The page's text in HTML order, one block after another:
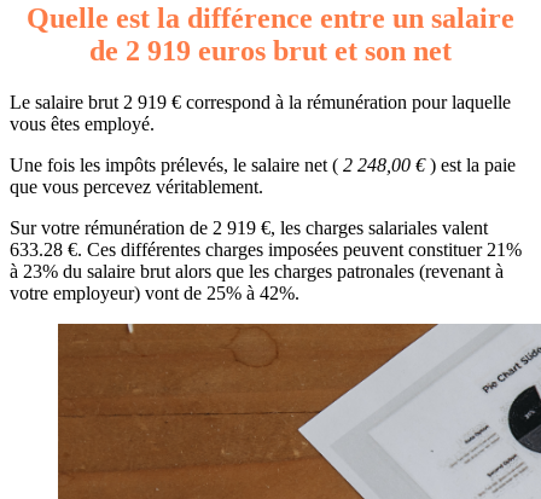
Quelle est la différence entre un salaire
de 2 919 euros brut et son net
Le salaire brut 2 919 € correspond à la rémunération pour laquelle
vous êtes employé.
Une fois les impôts prélevés, le salaire net ( 2 248,00 €) est la paie
que vous percevez véritablement.
Sur votre rémunération de 2 919 €, les charges salariales valent
633.28 €. Ces différentes charges imposées peuvent constituer 21%
à 23% du salaire brut alors que les charges patronales (revenant à
votre employeur) vont de 25% à 42%.